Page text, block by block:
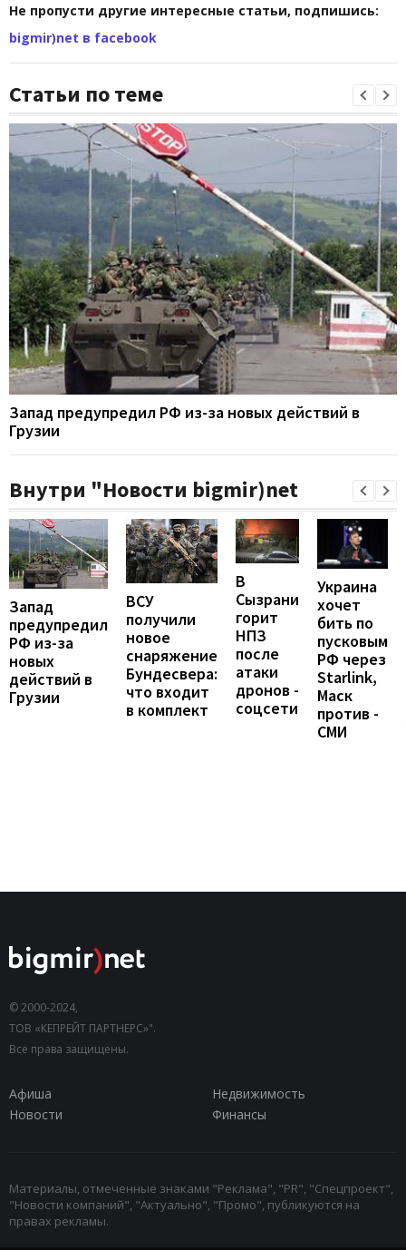
Не пропусти другие интересные статьи, подпишись:
bigmir)net в facebook
Статьи по теме
Запад предупредил РФ из-за новых действий в
Грузии
Внутри "Новости bigmir)net
Запад
предупредил
РФ из-за
новых
действий в
Грузии
ВСУ
получили
новое
снаряжение
Бундесвера:
что входит
в комплект
В
Сызрани
горит
НПЗ
после
атаки
дронов -
соцсети
Украина
хочет
бить по
пусковым
РФ через
Starlink,
Маск
против -
СМИ
© 2000-2024,
ТОВ «КЕПРЕЙТ ПАРТНЕРС»".
Все права защищены.
Афиша
Недвижимость
Новости
Финансы
Материалы, отмеченные знаками "Реклама", "PR", "Спецпроект",
"Новости компаний", "Актуально", "Промо", публикуются на
правах рекламы.